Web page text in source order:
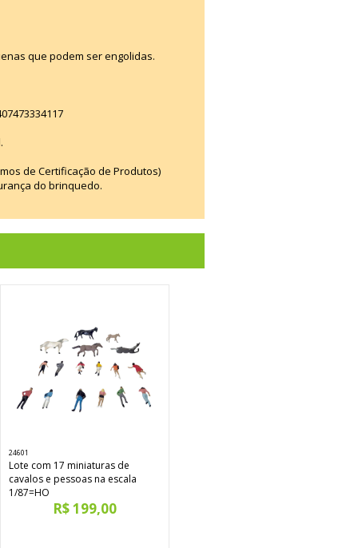
que podem ser engolidas.
de Certificação de Produtos)
do brinquedo.
24601
Lote com 17 miniaturas de
cavalos e pessoas na escala
1/87=HO
R$ 199,00